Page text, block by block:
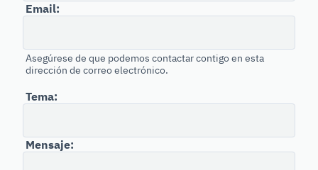
Email:
Asegúrese de que podemos contactar contigo en esta
dirección de correo electrónico.
Tema:
Mensaje: